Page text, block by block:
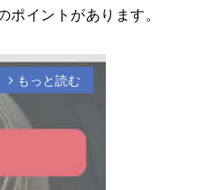
イントがあります。
arrow_forward_ios もっと読む